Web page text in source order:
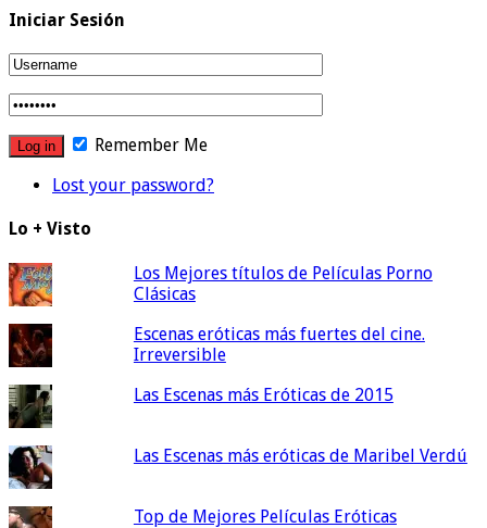
Iniciar Sesión
Remember Me
Lost your password?
Lo + Visto
Los Mejores títulos de Películas Porno
Clásicas
Escenas eróticas más fuertes del cine.
Irreversible
Las Escenas más Eróticas de 2015
Las Escenas más eróticas de Maribel Verdú
Top de Mejores Películas Eróticas